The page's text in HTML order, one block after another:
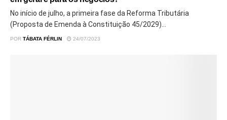
No início de julho, a primeira fase da Reforma Tributária
(Proposta de Emenda à Constituição 45/2029)...
POR TÁBATA FÉRLIN 24/07/2023